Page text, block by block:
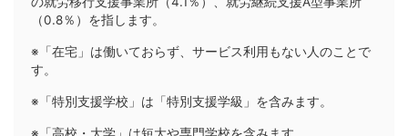
（0.8％）を指します。
※「在宅」は働いておらず、サービス利用もない人のことで
す。
※「特別支援学校」は「特別支援学級」を含みます。